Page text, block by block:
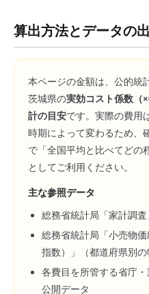
算出方法とデータの
本ページの金額は、公的統
茨城県の実効コスト係数（×
計の目安です。実際の費用
時期によって変わるため、
で「全国平均と比べてどの
としてご利用ください。
主な参照データ
総務省統計局「家計調査
総務省統計局「小売物
指数）」（都道府県別の
各費目を所管する省庁
公開データ